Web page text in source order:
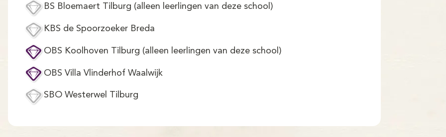
BS Bloemaert Tilburg (alleen leerlingen van deze school)
KBS de Spoorzoeker Breda
OBS Koolhoven Tilburg (alleen leerlingen van deze school)
OBS Villa Vlinderhof Waalwijk
SBO Westerwel Tilburg